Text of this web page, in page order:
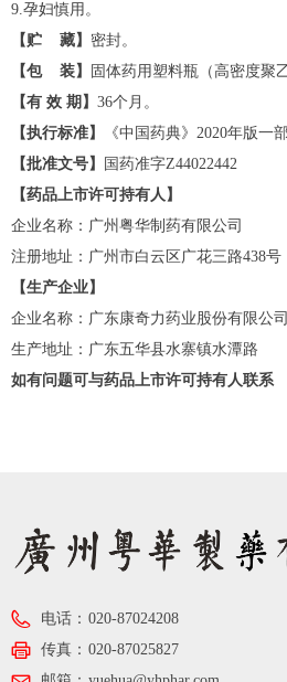
9.孕妇慎用。
【贮 藏】 密封。
【包 装】
固体药用塑料瓶（高密度聚
【有 效 期】 36个月。
【执行标准】
《中国药典》2020年版一部
【批准文号】
国药准字Z44022442
【药品上市许可持有人】
企业名称：广州粤华制药有限公司
注册地址：广州市白云区广花三路438号
【生产企业】
企业名称：广东康奇力药业股份有限公司
生产地址：广东五华县水寨镇水潭路
如有问题可与药品上市许可持有人联系
电话： 020-87024208
传真： 020-87025827